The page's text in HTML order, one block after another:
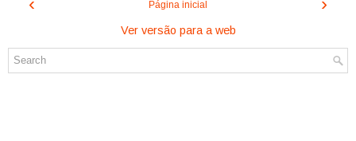
Página inicial
Ver versão para a web